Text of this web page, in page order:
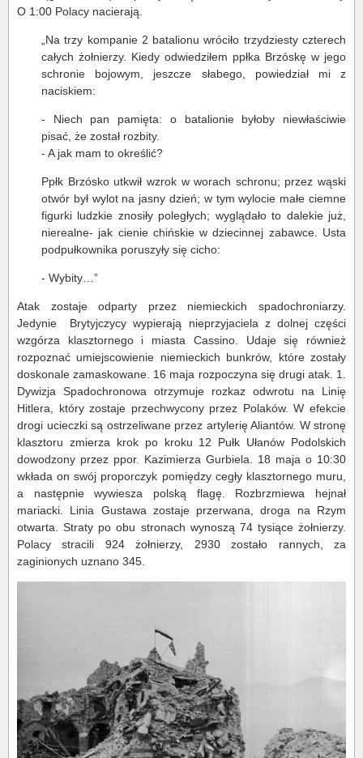
O 1:00 Polacy nacierają.
„Na trzy kompanie 2 batalionu wróciło trzydziesty czterech
całych żołnierzy. Kiedy odwiedziłem ppłka Brzóskę w jego
schronie bojowym, jeszcze słabego, powiedział mi z
naciskiem:
- Niech pan pamięta: o batalionie byłoby niewłaściwie
pisać, że został rozbity.
- A jak mam to określić?
Ppłk Brzósko utkwił wzrok w worach schronu; przez wąski
otwór był wylot na jasny dzień; w tym wylocie małe ciemne
figurki ludzkie znosiły poległych; wyglądało to dalekie już,
nierealne- jak cienie chińskie w dziecinnej zabawce. Usta
podpułkownika poruszyły się cicho:
- Wybity…”
Atak zostaje odparty przez niemieckich spadochroniarzy.
Jedynie Brytyjczycy wypierają nieprzyjaciela z dolnej części
wzgórza klasztornego i miasta Cassino. Udaje się również
rozpoznać umiejscowienie niemieckich bunkrów, które zostały
doskonale zamaskowane. 16 maja rozpoczyna się drugi atak. 1.
Dywizja Spadochronowa otrzymuje rozkaz odwrotu na Linię
Hitlera, który zostaje przechwycony przez Polaków. W efekcie
drogi ucieczki są ostrzeliwane przez artylerię Aliantów. W stronę
klasztoru zmierza krok po kroku 12 Pułk Ułanów Podolskich
dowodzony przez ppor. Kazimierza Gurbiela. 18 maja o 10:30
wkłada on swój proporczyk pomiędzy cegły klasztornego muru,
a następnie wywiesza polską flagę. Rozbrzmiewa hejnał
mariacki. Linia Gustawa zostaje przerwana, droga na Rzym
otwarta. Straty po obu stronach wynoszą 74 tysiące żołnierzy.
Polacy stracili 924 żołnierzy, 2930 zostało rannych, za
zaginionych uznano 345.